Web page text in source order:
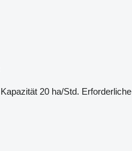
Kapazität 20 ha/Std. Erforderliche